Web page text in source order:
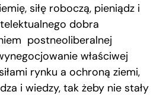
siłę roboczą, pieniądz i
dobra
postneoliberalnej
właściwej
rynku a ochroną ziemi,
i wiedzy, tak żeby nie stały